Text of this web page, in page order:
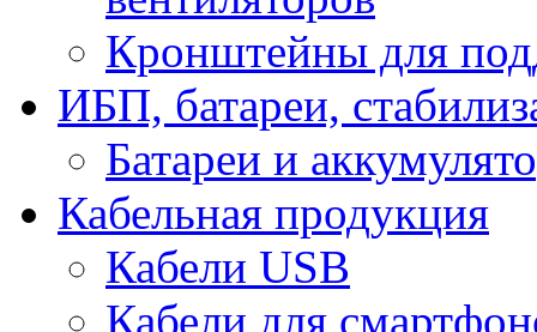
Кронштейны для
ИБП, батареи,
Батареи и
Кабельная продукция
Кабели USB
Кабели для